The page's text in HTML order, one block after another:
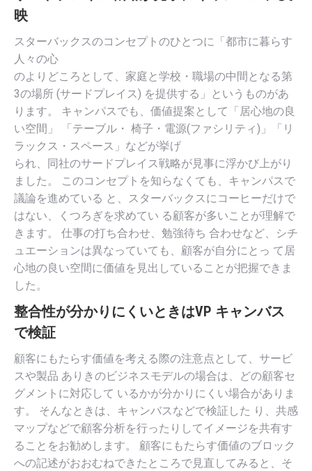
映
スターバックスのコンセプトのひとつに「都市に暮らす
人々の心
のよりどころとして、家庭と学校・職場の中間となる第
3の場所 (サードプレイス) を提供する」というものがあ
ります。 キャンパスでも、価値提案として「居心地の良
い空間」 「テーブル・ 椅子・電源(ファシリティ)」「リ
ラックス・スペース」などが挙げ
られ、同社のサードプレイス戦略が見事に浮かび上がり
ました。 このコンセプトを知らなくても、キャンパスで
議論を進めている と、スターバックスにコーヒーだけで
はない、くつろぎを求めてい る顧客が多いことが理解で
きます。 仕事の打ち合わせ、勉強待ち 合わせなど、シチ
ュエーションは異なっていても、顧客が自分にとっ て居
心地の良い空間に価値を見出していることが把握できま
した。
整合性が分かりにくいときはVP キャンバス
で検証
顧客にもたらす価値を考える際の注意点として、サービ
スや製品 ありきのビジネスモデルの場合は、どの顧客セ
グメントに対応して いるかが分かりにくい場合がありま
す。 そんなときは、キャンバスなどで検証した り、共感
マップなどで顧客分析を行ったりしてイメージを共有す
ることをお勧めします。 顧客にもたらす価値のブロック
への記述がおおむねできたところで見直してみると、そ